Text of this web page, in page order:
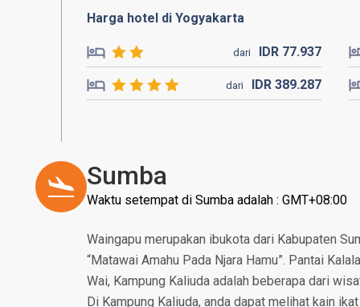
Harga hotel di Yogyakarta
dari IDR 77.937
dari IDR 389.287
Sumba
Waktu setempat di Sumba adalah : GMT+08:00
Waingapu merupakan ibukota dari Kabupaten
“Matawai Amahu Pada Njara Hamu”. Pantai
Wai, Kampung Kaliuda adalah beberapa dari
Di Kampung Kaliuda, anda dapat melihat kain